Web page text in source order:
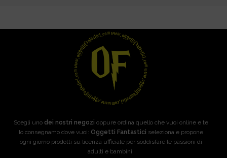
Scegli uno dei nostri negozi oppure ordina quello che vuoi online e te
lo consegnamo dove vuoi: Oggetti Fantastici seleziona e propone
ogni giorno prodotti su licenza ufficiale per soddisfare le passioni di
adulti e bambini.